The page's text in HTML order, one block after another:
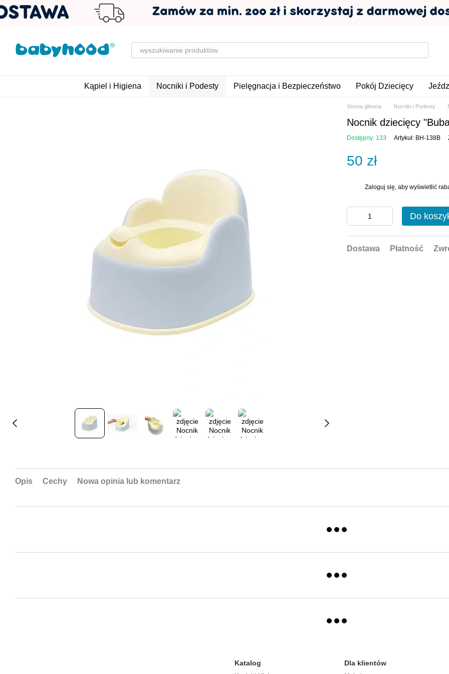
Przejdź do głównej treści
Kąpiel i Higiena Nocniki i Podesty Pielęgnacja i Bezpieczeństwo Pokój Dziecięcy
Strona główna Nocniki i Podesty
Nocnik dziecięcy
Dostępny: 133 Artykuł: BH-138B
50 zł
Zaloguj się , aby wyświetlić
Do
Dostawa Płatność
Opis Cechy Nowa opinia lub komentarz
Katalog Dla klientów